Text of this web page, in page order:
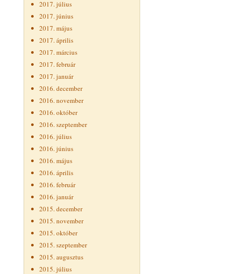
2017. július
2017. június
2017. május
2017. április
2017. március
2017. február
2017. január
2016. december
2016. november
2016. október
2016. szeptember
2016. július
2016. június
2016. május
2016. április
2016. február
2016. január
2015. december
2015. november
2015. október
2015. szeptember
2015. augusztus
2015. július